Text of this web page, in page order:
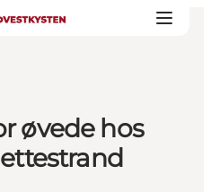
øvede hos